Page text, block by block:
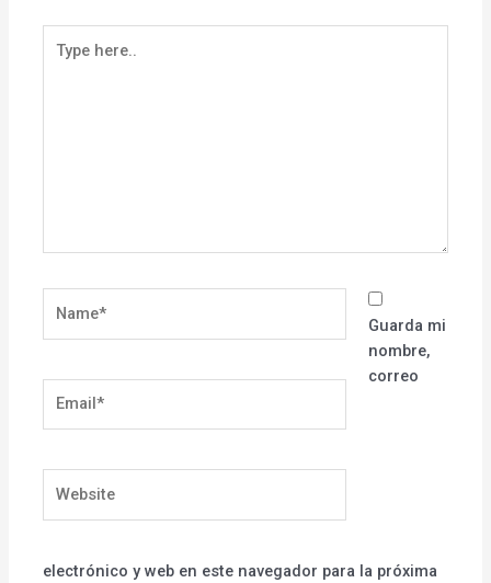
here..
Guarda mi
nombre,
correo
electrónico y web en este navegador para la próxima